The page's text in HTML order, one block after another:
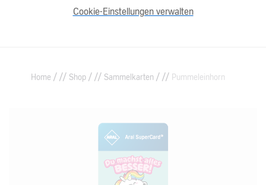
Cookie-Einstellungen verwalten
Home / Shop / Sammelkarten / Pummeleinhorn